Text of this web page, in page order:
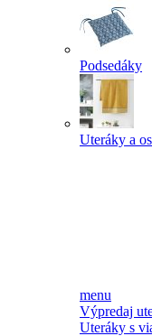
Podsedáky
Uteráky a
menu
Výpredaj
Uteráky s